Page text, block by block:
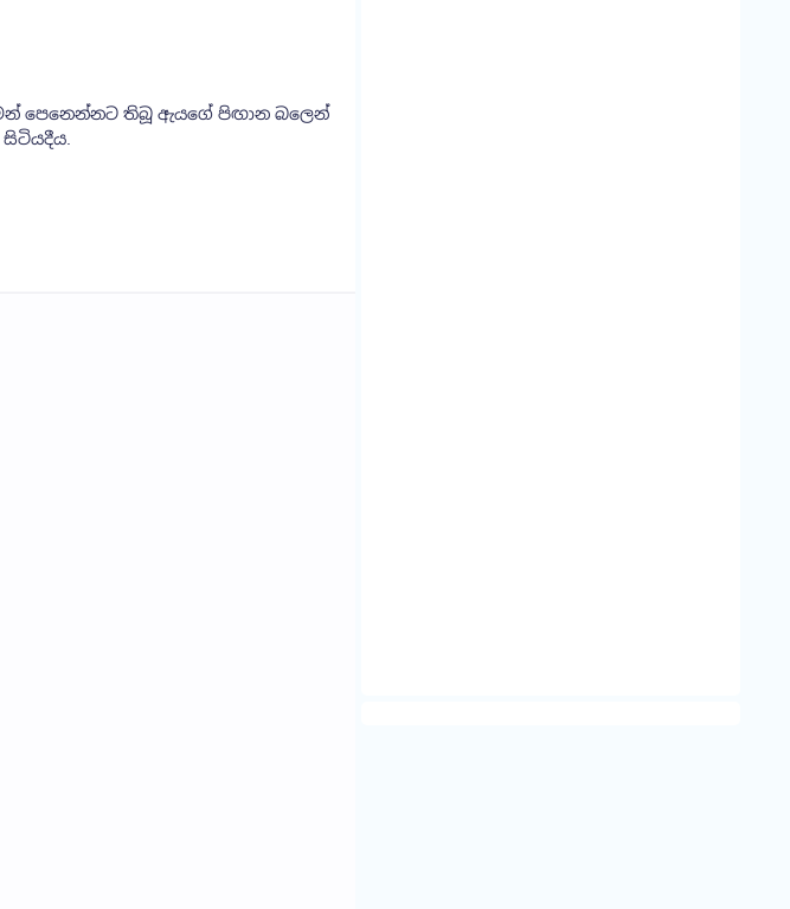
පෙනෙන්නට තිබූ ඇයගේ පිඟාන බලෙන්